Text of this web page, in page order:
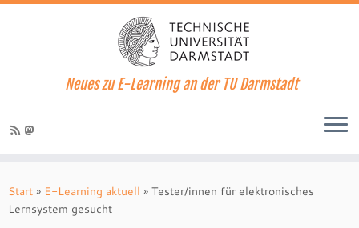
Inhalt
springen
Neues zu E-Learning an der TU Darmstadt
Start » E-Learning aktuell » Tester/innen für elektronisches
Lernsystem gesucht